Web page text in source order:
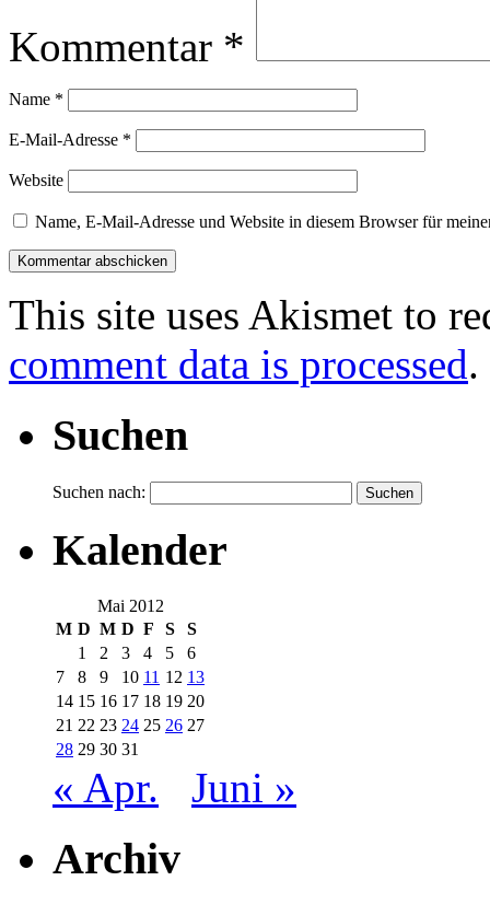
Kommentar *
Name *
E-Mail-Adresse *
Website
Name, E-Mail-Adresse und Website in diesem Browser für
This site uses Akismet to
comment data is processed.
Suchen
Suchen nach:
Kalender
Mai 2012
M D M D F S
S
1
2 3 4 5
6
7
8 9 10 11 12 13
14 15 16 17 18 19 20
21 22 23 24 25 26 27
28 29 30 31
« Apr. Juni »
Archiv